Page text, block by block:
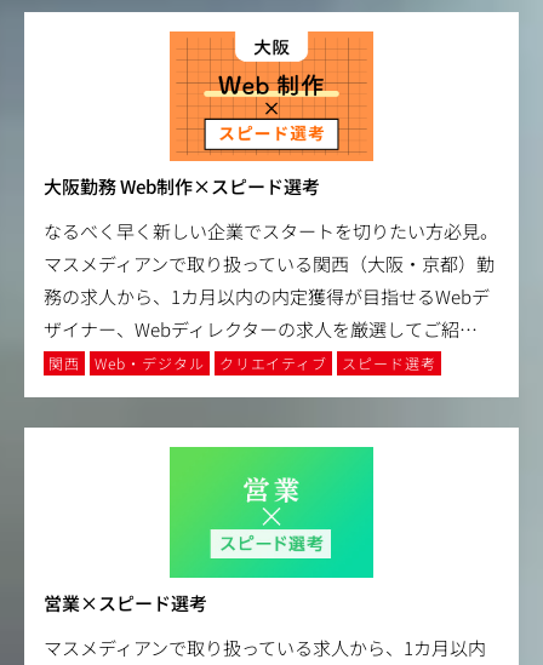
大阪勤務 Web制作×スピード選考
なるべく早く新しい企業でスタートを切りたい方必見。
マスメディアンで取り扱っている関西（大阪・京都）勤
務の求人から、1カ月以内の内定獲得が目指せるWebデ
ザイナー、Webディレクターの求人を厳選してご紹…
関西 Web・デジタル クリエイティブ スピード選考
営業×スピード選考
マスメディアンで取り扱っている求人から、1カ月以内